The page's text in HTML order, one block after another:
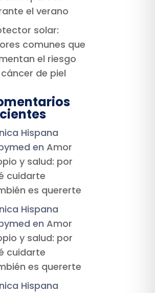
el verano
solar:
comunes que
el riesgo
de piel
Hispana
enAmor
y salud: por
cuidarte
es quererte
Hispana
enAmor
y salud: por
cuidarte
es quererte
Hispana